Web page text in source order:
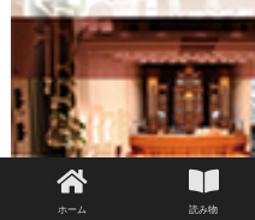
ホーム 読み物
クラリネットのお仕事